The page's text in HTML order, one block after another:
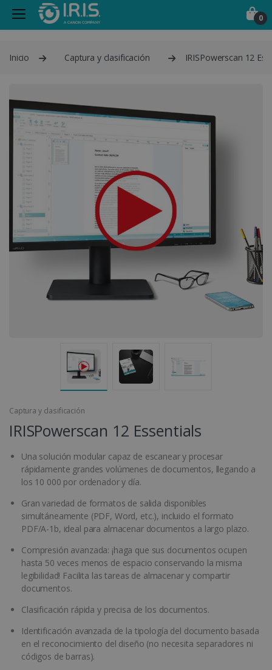
0
Inicio Captura y clasificación IRISPowerscan 12
Captura y clasificación
IRISPowerscan 12 Essentials
Una solución modular capaz de escanear y procesar
rápidamente grandes volúmenes de documentos, llegando a
los 10 000 por ordenador y día.
Gran variedad de formatos de salida disponibles
simultáneamente (PDF, Word, etc.), incluido el formato
PDF/A-1b, ideal para almacenar documentos a largo plazo.
Compresión avanzada: ¡haga que sus documentos ocupen
hasta 50 veces menos de espacio conservando la misma
legibilidad! Facilita las tareas de almacenar y compartir
documentos.
Clasificación rápida y precisa de los documentos.
Identificación avanzada de la tipología del documento basada
en el reconocimiento del diseño (no necesita separadores ni
códigos de barras).